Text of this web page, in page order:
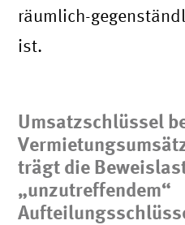
räumlich-
ist.
Umsatzschlüssel
trägt die
„unzutreffendem“